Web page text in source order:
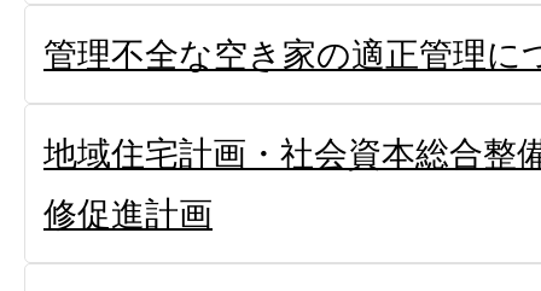
管理不全な空き家の適正管理に
地域住宅計画・社会資本総合整
修促進計画